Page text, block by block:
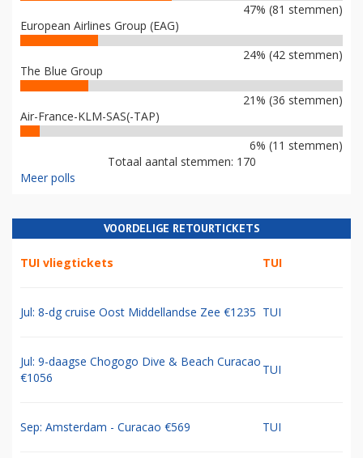
47% (81 stemmen)
European Airlines Group (EAG)
24% (42 stemmen)
The Blue Group
21% (36 stemmen)
Air-France-KLM-SAS(-TAP)
6% (11 stemmen)
Totaal aantal stemmen: 170
Meer polls
VOORDELIGE RETOURTICKETS
TUI vliegtickets TUI
Jul: 8-dg cruise Oost Middellandse Zee €1235 TUI
Jul: 9-daagse Chogogo Dive & Beach Curacao
€1056
TUI
Sep: Amsterdam - Curacao €569 TUI